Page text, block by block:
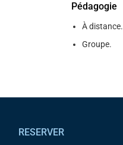
Pédagogie
À distance.
Groupe.
RESERVER